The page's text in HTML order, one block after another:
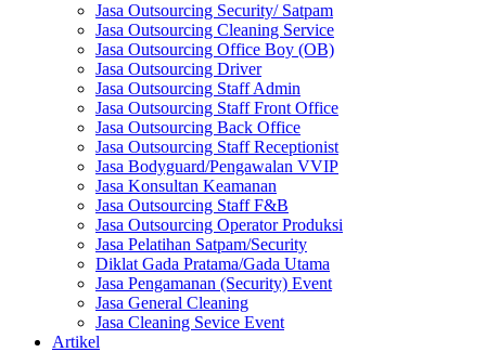
Jasa Outsourcing Security/ Satpam
Jasa Outsourcing Cleaning Service
Jasa Outsourcing Office Boy (OB)
Jasa Outsourcing Driver
Jasa Outsourcing Staff Admin
Jasa Outsourcing Staff Front Office
Jasa Outsourcing Back Office
Jasa Outsourcing Staff Receptionist
Jasa Bodyguard/Pengawalan VVIP
Jasa Konsultan Keamanan
Jasa Outsourcing Staff F&B
Jasa Outsourcing Operator Produksi
Jasa Pelatihan Satpam/Security
Diklat Gada Pratama/Gada Utama
Jasa Pengamanan (Security) Event
Jasa General Cleaning
Jasa Cleaning Sevice Event
Artikel